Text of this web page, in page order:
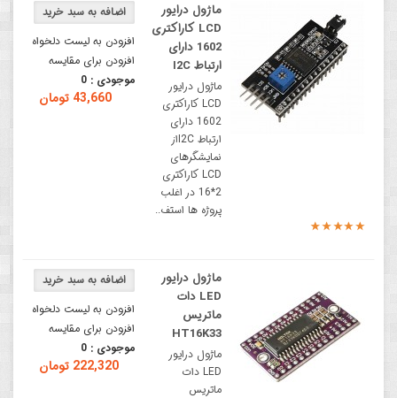
افزودن به لیست دلخواه
افزودن برای مقایسه
موجودی : 0
43,660 تومان
ماژول درایور
LCD کاراکتری
1602 دارای
ارتباط I2C
ماژول درایور
LCD کاراکتری
1602 دارای
ارتباط I2Cاز
نمایشگرهای
LCD کاراکتری
2*16 در اغلب
پروژه ها استف..
افزودن به لیست دلخواه
افزودن برای مقایسه
موجودی : 0
222,320 تومان
ماژول درایور
LED دات
ماتریس
HT16K33
ماژول درایور
LED دات
ماتریس